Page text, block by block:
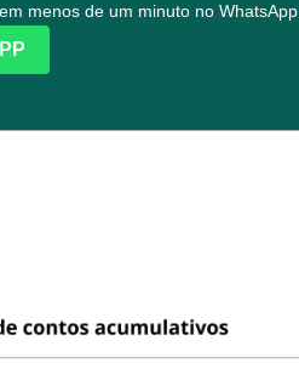
menos de um minuto no WhatsApp.